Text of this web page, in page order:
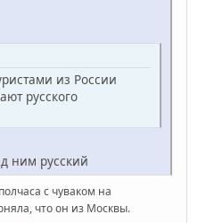
из России
русского
ним русский
с чуваком на
что он из Москвы.